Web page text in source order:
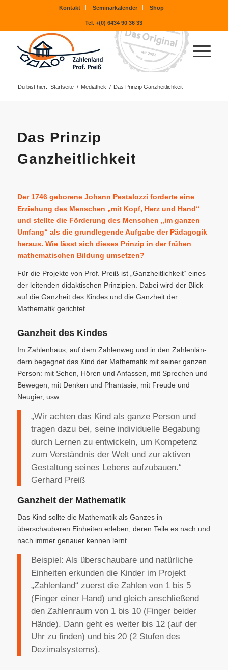
Kontakt Seminarkalender Shop
Tel. +(0) 6434 90 36 33
Du bist hier: Startseite / Mediathek / Das Prinzip Ganzheitlichkeit
Das Prinzip
Ganzheitlichkeit
Der 1746 geborene Johann Pestalozzi forderte eine
Erziehung des Menschen „mit Kopf, Herz und Hand“
und stellte die Förderung des Menschen „im ganzen
Umfang“ als die grundlegende Aufgabe der Pädagogik
heraus. Wie lässt sich dieses Prinzip in der frühen
mathematischen Bildung umsetzen?
Für die Projekte von Prof. Preiß ist „Ganzheitlichkeit“ eines
der leitenden didaktischen Prinzipien. Dabei wird der Blick
auf die Ganzheit des Kindes und die Ganzheit der
Mathematik gerichtet.
Ganzheit des Kindes
Im Zahlenhaus, auf dem Zah­lenweg und in den Zahlenlän­
dern begegnet das Kind der Mathematik mit seiner ganzen
Per­son: mit Sehen, Hören und Anfassen, mit Sprechen und
Bewegen, mit Denken und Phantasie, mit Freude und
Neugier, usw.
„Wir achten das Kind als ganze Person und
tragen dazu bei, seine individuelle Begabung
durch Lernen zu entwickeln, um Kompetenz
zum Verständnis der Welt und zur aktiven
Gestaltung seines Lebens aufzubauen.“
Gerhard Preiß
Ganzheit der Mathematik
Das Kind sollte die Mathematik als Ganzes in
überschaubaren Einheiten erleben, deren Teile es nach und
nach immer genauer kennen lernt.
Beispiel: Als überschaubare und natürliche
Ein­heiten erkunden die Kinder im Projekt
„Zahlenland“ zuerst die Zahlen von 1 bis 5
(Finger einer Hand) und gleich an­schließend
den Zahlenraum von 1 bis 10 (Finger beider
Hände). Dann geht es weiter bis 12 (auf der
Uhr zu finden) und bis 20 (2 Stufen des
Dezimalsystems).